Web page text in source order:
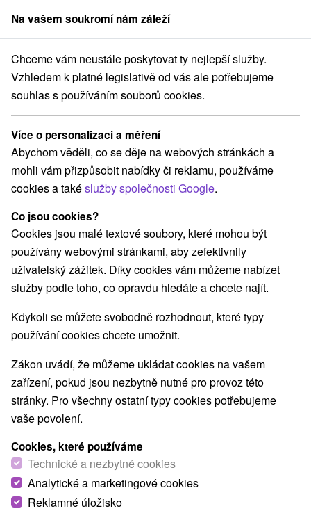
člen skupinySorger
Hotely na Slovensku Ľubovnianska vrchovina
Hotely Ľubovnianska vrchovina
Kategorie
Všechny kategorie
Hotely na Slovensku (3)
Hotely s bazénem(1) Wellness hotely na Slovensku
Historické hotely(1)
Vyberte lokalitu nebo termín
Vyšné Ružbachy(3)
VŠECHNY NEJLEVNĚJŠÍ NEJDRAŽŠÍ PODLE
Na vašem soukromí nám záleží
Chceme vám neustále poskytovat ty nejlepší služby.
Vzhledem k platné legislativě od vás ale potřebujeme
souhlas s používáním souborů cookies.
Více o personalizaci a měření
Abychom věděli, co se děje na webových stránkách a
mohli vám přizpůsobit nabídky či reklamu, používáme
cookies a takéslužby společnosti Google.
Co jsou cookies?
Cookies jsou malé textové soubory, které mohou být
používány webovými stránkami, aby zefektivnily
uživatelský zážitek. Díky cookies vám můžeme nabízet
služby podle toho, co opravdu hledáte a chcete najít.
Kdykoli se můžete svobodně rozhodnout, které typy
používání cookies chcete umožnit.
Zákon uvádí, že můžeme ukládat cookies na vašem
zařízení, pokud jsou nezbytně nutné pro provoz této
stránky. Pro všechny ostatní typy cookies potřebujeme
vaše povolení.
Cookies, které používáme
Technické a nezbytné cookies
Analytické a marketingové cookies
Reklamné úložisko